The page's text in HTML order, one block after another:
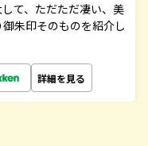
て、ただただ凄い、美
朱印そのものを紹介し
詳細を見る